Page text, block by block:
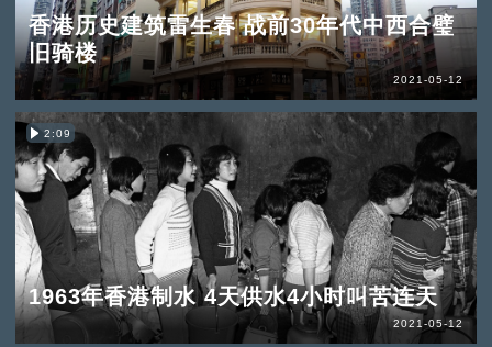
香港历史建筑雷生春 战前30年代中西合璧
旧骑楼
2021-05-12
2:09
1963年香港制水 4天供水4小时叫苦连天
2021-05-12